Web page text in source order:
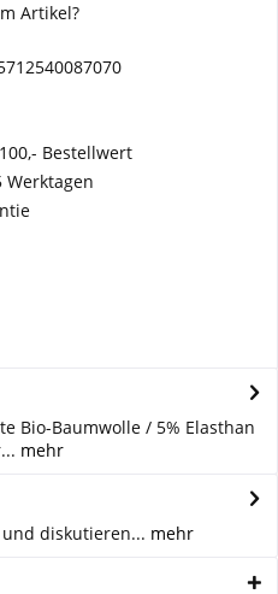
Artikel?
Bestellwert
Bio-Baumwolle / 5% Elasthan
mehr
diskutieren... mehr